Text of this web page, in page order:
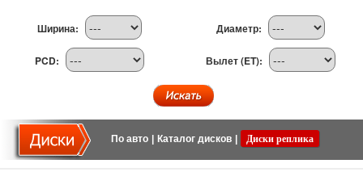
Ширина: Диаметр:
PCD: Вылет (ET):
По авто Каталог дисков Диски реплика